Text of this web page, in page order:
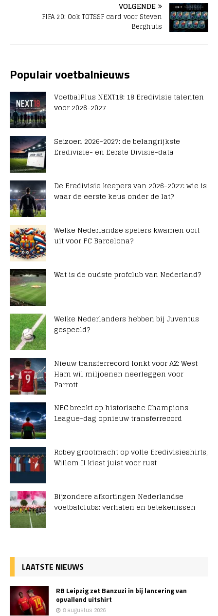
VOLGENDE
FIFA 20: Ook TOTSSF card voor Steven
Berghuis
Populair voetbalnieuws
VoetbalPlus NEXT18: 18 Eredivisie talenten
voor 2026-2027
Seizoen 2026-2027: de belangrijkste
Eredivisie- en Eerste Divisie-data
De Eredivisie keepers van 2026-2027: wie is
waar de eerste keus onder de lat?
Welke Nederlandse spelers kwamen ooit
uit voor FC Barcelona?
Wat is de oudste profclub van Nederland?
Welke Nederlanders hebben bij Juventus
gespeeld?
Nieuw transferrecord lonkt voor AZ: West
Ham wil miljoenen neerleggen voor
Parrott
NEC breekt op historische Champions
League-dag opnieuw transferrecord
Robey grootmacht op volle Eredivisieshirts,
Willem II kiest juist voor rust
Bijzondere afkortingen Nederlandse
voetbalclubs: verhalen en betekenissen
LAATSTE NIEUWS
RB Leipzig zet Banzuzi in bij lancering van
opvallend uitshirt
8 augustus 2026